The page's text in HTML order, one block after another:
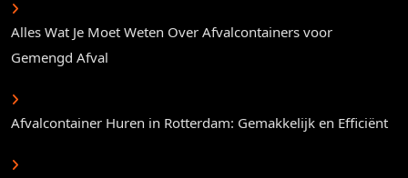
Alles Wat Je Moet Weten Over Afvalcontainers voor
Gemengd Afval
Afvalcontainer Huren in Rotterdam: Gemakkelijk en Efficiënt